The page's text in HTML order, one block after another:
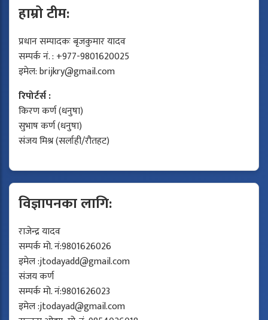
हाम्रो टीम:
प्रधान सम्पादकः बृजकुमार यादव
सम्पर्क नं. : +977-9801620025
इमेल:brijkry@gmail.com
रिपोर्टर्स :
किरण कर्ण (धनुषा)
सुभाष कर्ण (धनुषा)
संजय मिश्र (सर्लाही/रौतहट)
विज्ञापनका लागि:
राजेन्द्र यादव
सम्पर्क मो. नं:9801626026
इमेल :jtodayadd@gmail.com
संजय कर्ण
सम्पर्क मो. नं:9801626023
इमेल :jtodayad@gmail.com